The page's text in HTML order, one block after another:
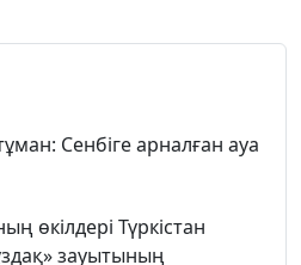
Сенбіге арналған ауа
өкілдері Түркістан
зауытының